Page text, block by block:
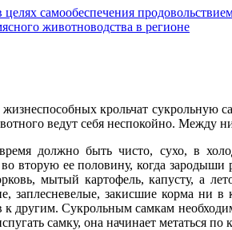
самообеспечения
животноводства в регионе
крольчат сукрольную
ведут себя неспокойно. Между
должно быть чисто, сухо, в
вторую ее половину, когда
мытый картофель, капусту, а
заплесневелые, закисшие корма ни
к другим. Сукрольным самкам
самку, она начинает метаться